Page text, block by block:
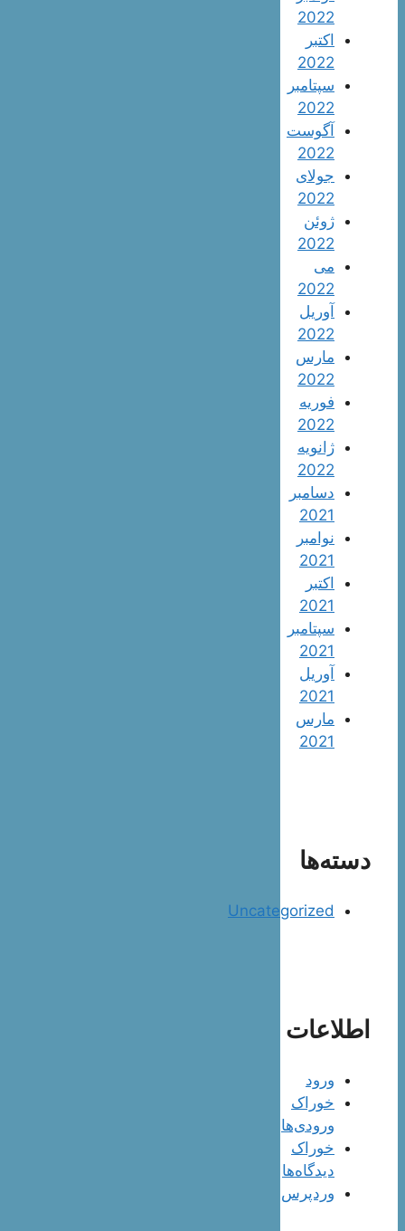
2022
اکتبر
2022
سپتامبر
2022
آگوست
2022
جولای
2022
ژوئن
2022
می
2022
آوریل
2022
مارس
2022
فوریه
2022
ژانویه
2022
دسامبر
2021
نوامبر
2021
اکتبر
2021
سپتامبر
2021
آوریل
2021
مارس
2021
دسته‌ها
Uncategorized
اطلاعات
ورود
خوراک
ورودی‌ها
خوراک
دیدگاه‌ها
وردپرس